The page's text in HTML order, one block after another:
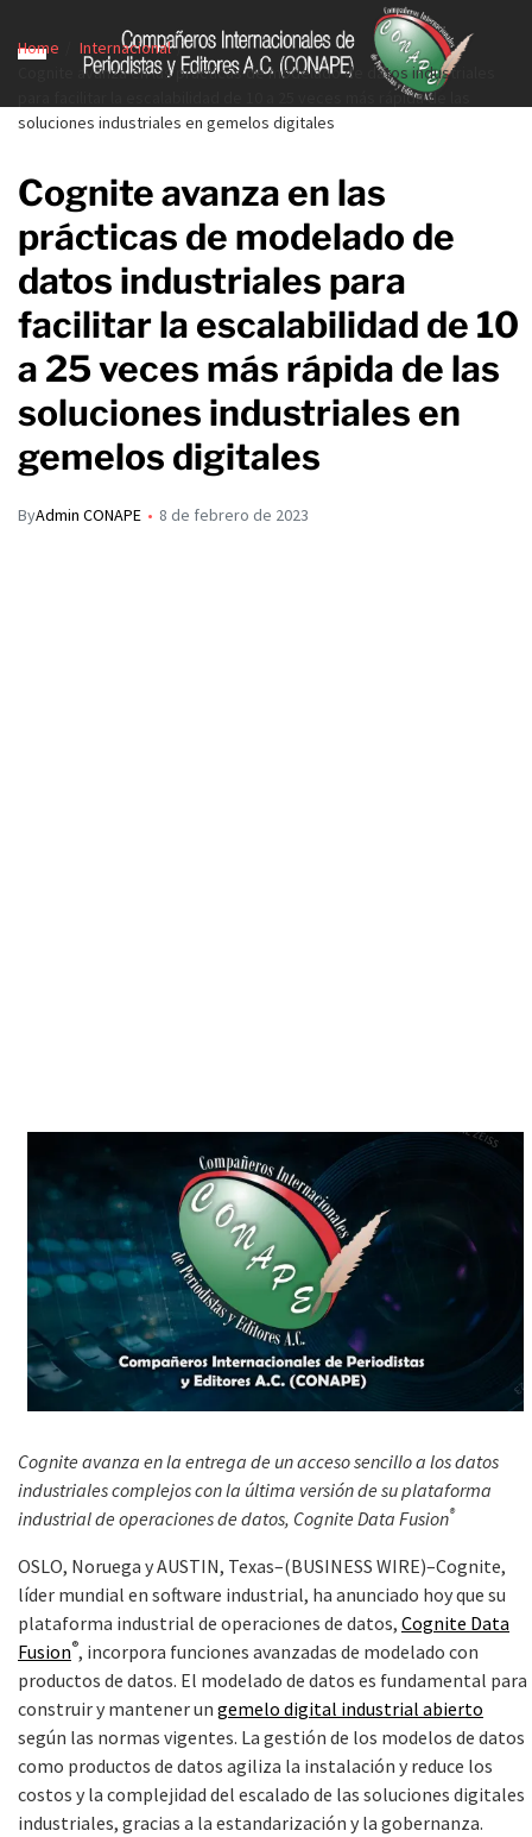
Home
Internacional
Cognite avanza en las prácticas de modelado de datos industriales
para facilitar la escalabilidad de 10 a 25 veces más rápida de las
soluciones industriales en gemelos digitales
Cognite avanza en las
prácticas de modelado de
datos industriales para
facilitar la escalabilidad de 10
a 25 veces más rápida de las
soluciones industriales en
gemelos digitales
ByAdmin CONAPE 8 de febrero de 2023
Cognite avanza en la entrega de un acceso sencillo a los datos
industriales complejos con la última versión de su plataforma
industrial de operaciones de datos, Cognite Data Fusion®
OSLO, Noruega y AUSTIN, Texas–(BUSINESS WIRE)–Cognite,
líder mundial en software industrial, ha anunciado hoy que su
plataforma industrial de operaciones de datos, Cognite Data
Fusion®, incorpora funciones avanzadas de modelado con
productos de datos. El modelado de datos es fundamental para
construir y mantener un gemelo digital industrial abierto
según las normas vigentes. La gestión de los modelos de datos
como productos de datos agiliza la instalación y reduce los
costos y la complejidad del escalado de las soluciones digitales
industriales, gracias a la estandarización y la gobernanza.